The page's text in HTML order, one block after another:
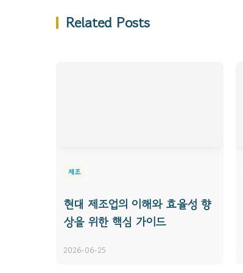
Related Posts
제조
현대 제조업의 이해와 효율성 향
상을 위한 핵심 가이드
2026-06-25